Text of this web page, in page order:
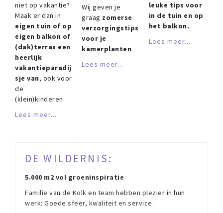
niet op vakantie?
Maak er dan in
eigen tuin of op
eigen balkon of
(dak)terras een
heerlijk
vakantieparadij
sje van, ook voor
de
(klein)kinderen.
Lees meer...
Wij geven je
graag zomerse
verzorgingstips
voor je
kamerplanten.
Lees meer...
leuke tips voor
in de tuin en op
het balkon.
Lees meer...
DE WILDERNIS:
5.000 m2 vol groeninspiratie
Familie van de Kolk en team hebben plezier in hun
werk: Goede sfeer, kwaliteit en service.